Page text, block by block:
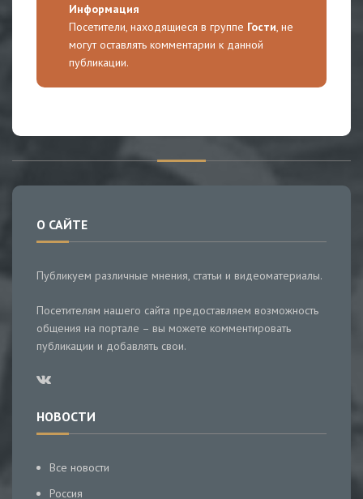
Информация
Посетители, находящиеся в группе Гости, не
могут оставлять комментарии к данной
публикации.
О САЙТЕ
Публикуем различные мнения, статьи и видеоматериалы.
Посетителям нашего сайта предоставляем возможность
общения на портале – вы можете комментировать
публикации и добавлять свои.
НОВОСТИ
Все новости
Россия